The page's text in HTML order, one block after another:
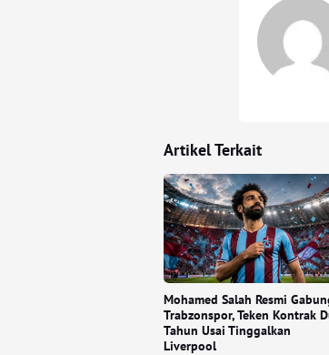
Artikel Terkait
Mohamed Salah Resmi
Trabzonspor, Teken Kontrak
Tahun Usai Tinggalkan
Liverpool